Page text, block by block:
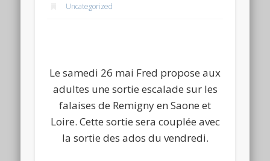
Uncategorized
Le samedi 26 mai Fred propose aux
adultes une sortie escalade sur les
falaises de Remigny en Saone et
Loire. Cette sortie sera couplée avec
la sortie des ados du vendredi.